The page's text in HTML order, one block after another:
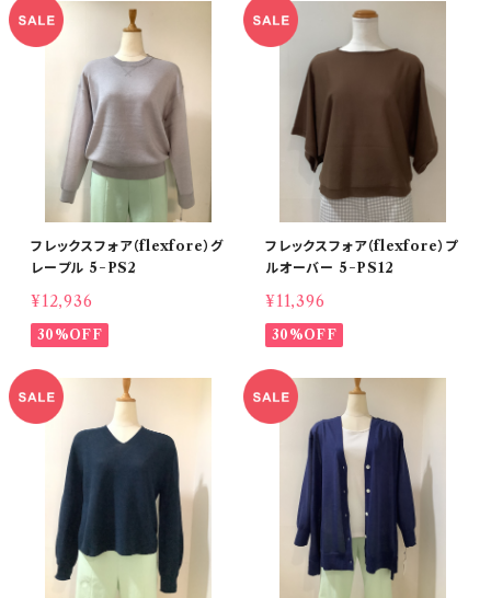
フレックスフォア（flexfore）グ
レープル 5−PS2
¥12,936
30%OFF
フレックスフォア（flexfore）プ
ルオーバー 5−PS12
¥11,396
30%OFF